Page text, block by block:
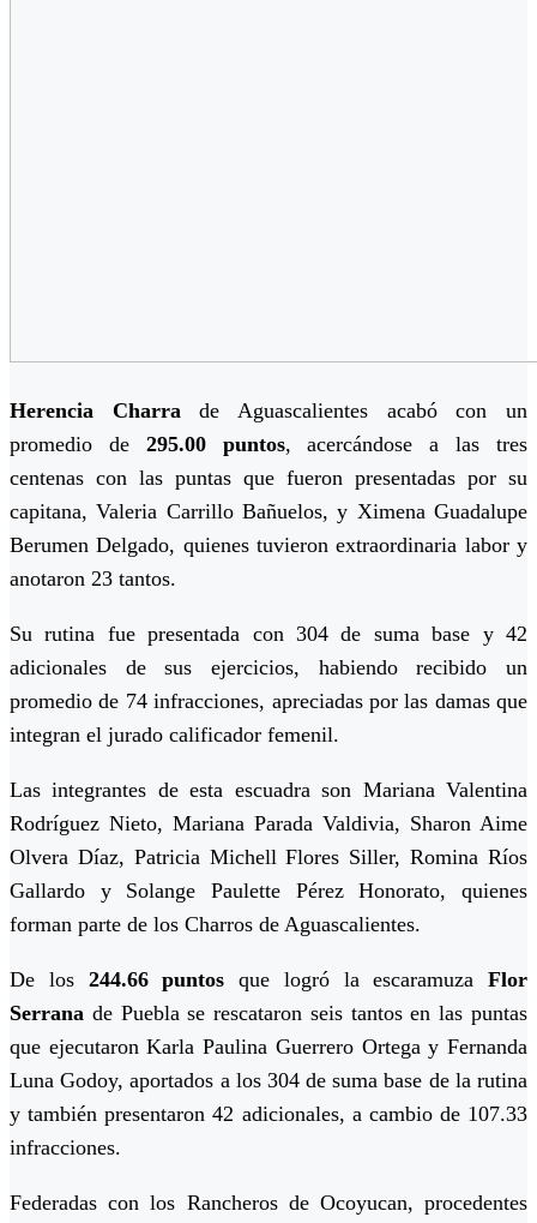
Herencia Charrade Aguascalientes acabó con un
promedio de 295.00 puntos, acercándose a las tres
centenas con las puntas que fueron presentadas por su
capitana, Valeria Carrillo Bañuelos, y Ximena Guadalupe
Berumen Delgado, quienes tuvieron extraordinaria labor y
anotaron 23 tantos.
Su rutina fue presentada con 304 de suma base y 42
adicionales de sus ejercicios, habiendo recibido un
promedio de 74 infracciones, apreciadas por las damas que
integran el jurado calificador femenil.
Las integrantes de esta escuadra son Mariana Valentina
Rodríguez Nieto, Mariana Parada Valdivia, Sharon Aime
Olvera Díaz, Patricia Michell Flores Siller, Romina Ríos
Gallardo y Solange Paulette Pérez Honorato, quienes
forman parte de los Charros de Aguascalientes.
De los 244.66 puntos que logró la escaramuza Flor
Serrana de Puebla se rescataron seis tantos en las puntas
que ejecutaron Karla Paulina Guerrero Ortega y Fernanda
Luna Godoy, aportados a los 304 de suma base de la rutina
y también presentaron 42 adicionales, a cambio de 107.33
infracciones.
Federadas con los Rancheros de Ocoyucan, procedentes